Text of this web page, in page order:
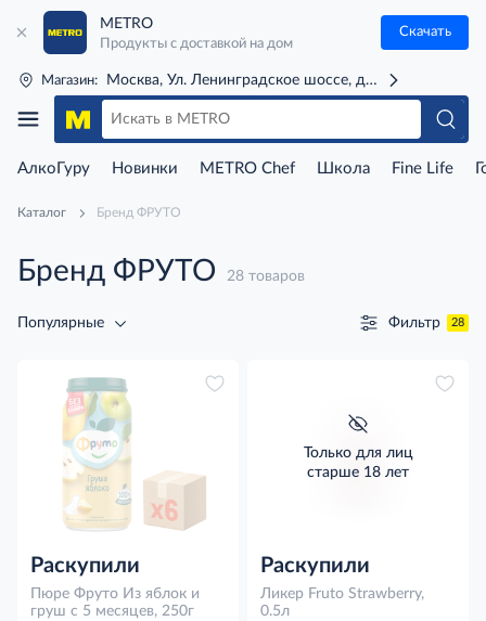
METRO
Продукты с доставкой на дом
Скачать
Магазин: Москва, Ул. Ленинградское шоссе, д. 71Г (м. Речной
АлкоГуру Новинки METRO Chef Школа Fine Life
Каталог Бренд ФРУТО
Бренд ФРУТО 28 товаров
Популярные Фильтр 28
Раскупили
Пюре Фруто Из яблок и
груш с 5 месяцев, 250г
Только для лиц
старше 18 лет
Раскупили
Ликер Fruto Strawberry,
0.5л